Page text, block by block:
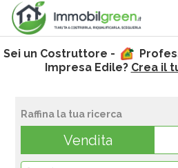
Sei un Costruttore -
Impresa Edile? Crea il
Raffina la tua ricerca
Vendita